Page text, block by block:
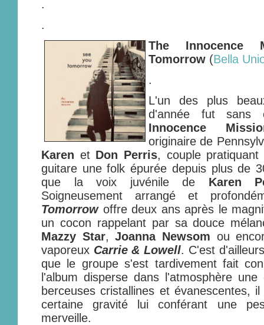
.
.
The Innocence
Tomorrow (Bella
.
L'un des plus
d'année fut
Innocence
originaire de
Karen et Don Perris, couple
guitare une folk épurée depuis plus de
que la voix juvénile de Karen
Soigneusement arrangé et
Tomorrowoffre deux ans après le
un cocon rappelant par sa douce
Mazzy Star,Joanna Newsom ou
vaporeux Carrie & Lowell. C'est
que le groupe s'est tardivement fait
l'album disperse dans l'atmosphère
berceuses cristallines et évanescentes,
certaine gravité lui conférant une
merveille.